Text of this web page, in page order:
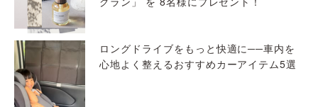
ロングドライブをもっと快適に──車内を
心地よく整えるおすすめカーアイテム5選